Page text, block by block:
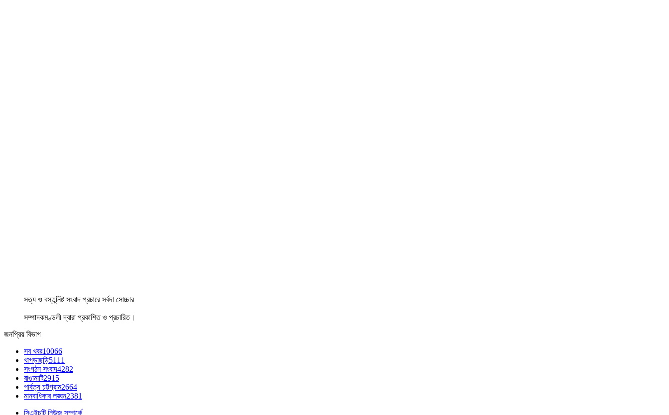
সত্য ও বস্তুনিষ্ট সংবাদ প্রচারে সর্বদা সোচ্চার
সম্পাদকমণ্ডলী দ্বারা প্রকাশিত ও প্রচারিত।
জনপ্রিয় বিভাগ
সব খবর10066
খাগড়াছড়ি5111
সংগঠন সংবাদ4282
রাঙামাটি2915
পার্বত্য চট্টগ্রাম2664
মানবাধিকার লঙ্ঘন2381
সিএইচটি নিউজ সম্পর্কে